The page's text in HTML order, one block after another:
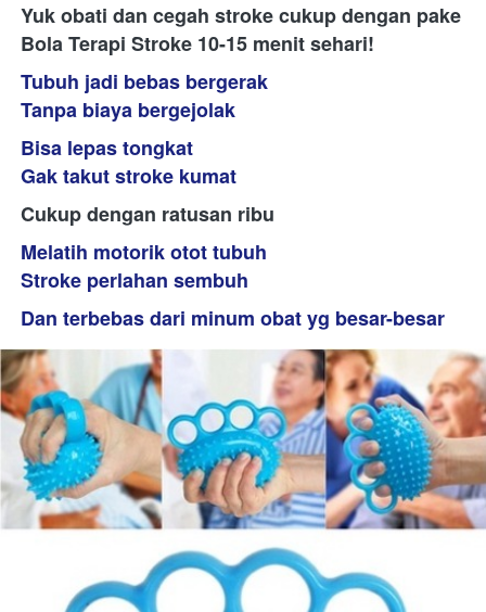
Yuk obati dan cegah stroke cukup dengan pake
Bola Terapi Stroke 10-15 menit sehari!
Tubuh jadi bebas bergerak
Tanpa biaya bergejolak
Bisa lepas tongkat
Gak takut stroke kumat
Cukup dengan ratusan ribu
Melatih motorik otot tubuh
Stroke perlahan sembuh
Dan terbebas dari minum obat yg besar-besar